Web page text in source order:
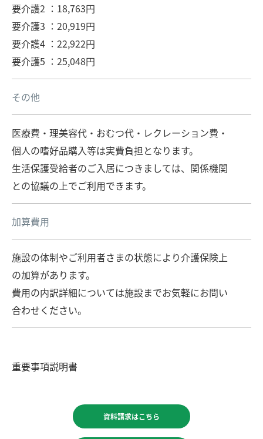
要介護2 ：18,763円
要介護3 ：20,919円
要介護4 ：22,922円
要介護5 ：25,048円
その他
医療費・理美容代・おむつ代・レクレーション費・
個人の嗜好品購入等は実費負担となります。
生活保護受給者のご入居につきましては、関係機関
との協議の上でご利用できます。
加算費用
施設の体制やご利用者さまの状態により介護保険上
の加算があります。
費用の内訳詳細については施設までお気軽にお問い
合わせください。
重要事項説明書
資料請求はこちら